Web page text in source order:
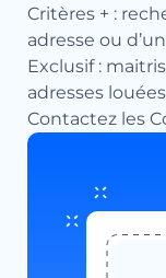
Critères + :
adresse ou
Exclusif :
adresses
Contactez les